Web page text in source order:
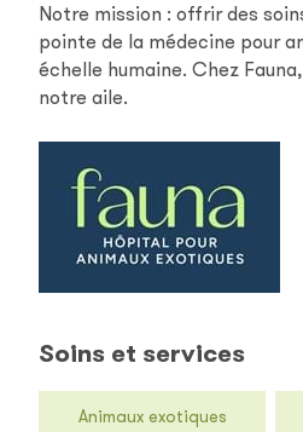
Notre mission : offrir des
pointe de la médecine pour
échelle humaine. Chez
notre aile.
Soins et services
Animaux exotiques